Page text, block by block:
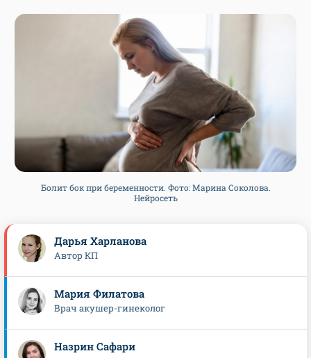
Болит бок при беременности. Фото: Марина Соколова.
Нейросеть
Дарья Харланова
Автор КП
Мария Филатова
Врач акушер-гинеколог
Назрин Сафари